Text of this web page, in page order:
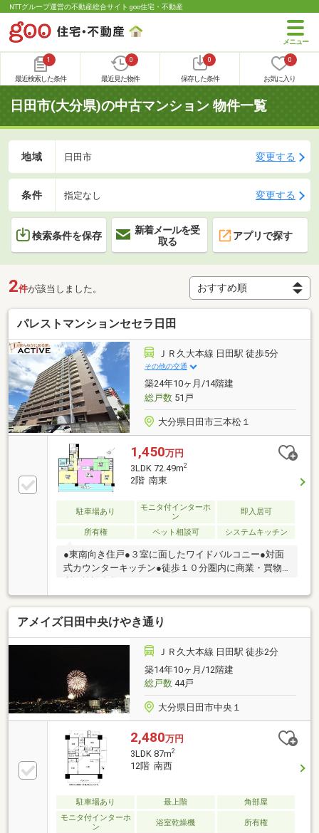
NTTグループ運営の不動産総合サイト goo住宅・不動産
1
最近検索した条件
0
最近見た物件
0
保存した条件
0
お気に入り
日田市(大分県)の中古マンション 物件一覧
地域 日田市 変更する
条件 指定なし 変更する
検索条件を保存
新着メールを受
取る
アプリで探す
2件が該当しました。
パレストマンションセセラ日田
ＪＲ久大本線 日田駅 徒歩5分
その他の交通
築24年10ヶ月/14階建
総戸数51戸
大分県日田市三本松１
1,450万円
3LDK 72.49m2
2階 南東
駐車場あり
モニタ付インターホ
ン
即入居可
所有権 ペット相談可 システムキッチン
●東南向き住戸●３室に面したワイドバルコニー●対面
式カウンターキッチン●徒歩１０分圏内に商業・買物
アメイズ日田中央けやき通り
ＪＲ久大本線 日田駅 徒歩2分
築14年10ヶ月/12階建
総戸数44戸
大分県日田市中央１
2,480万円
3LDK 87m2
12階 南西
駐車場あり 最上階
角部屋
モニタ付インターホ
ン
浴室乾燥機 所有権